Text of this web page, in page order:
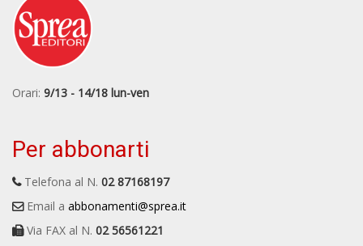
Orari: 9/13 - 14/18 lun-ven
Per abbonarti
Telefona al N. 02 87168197
Email a abbonamenti@sprea.it
Via FAX al N. 02 56561221